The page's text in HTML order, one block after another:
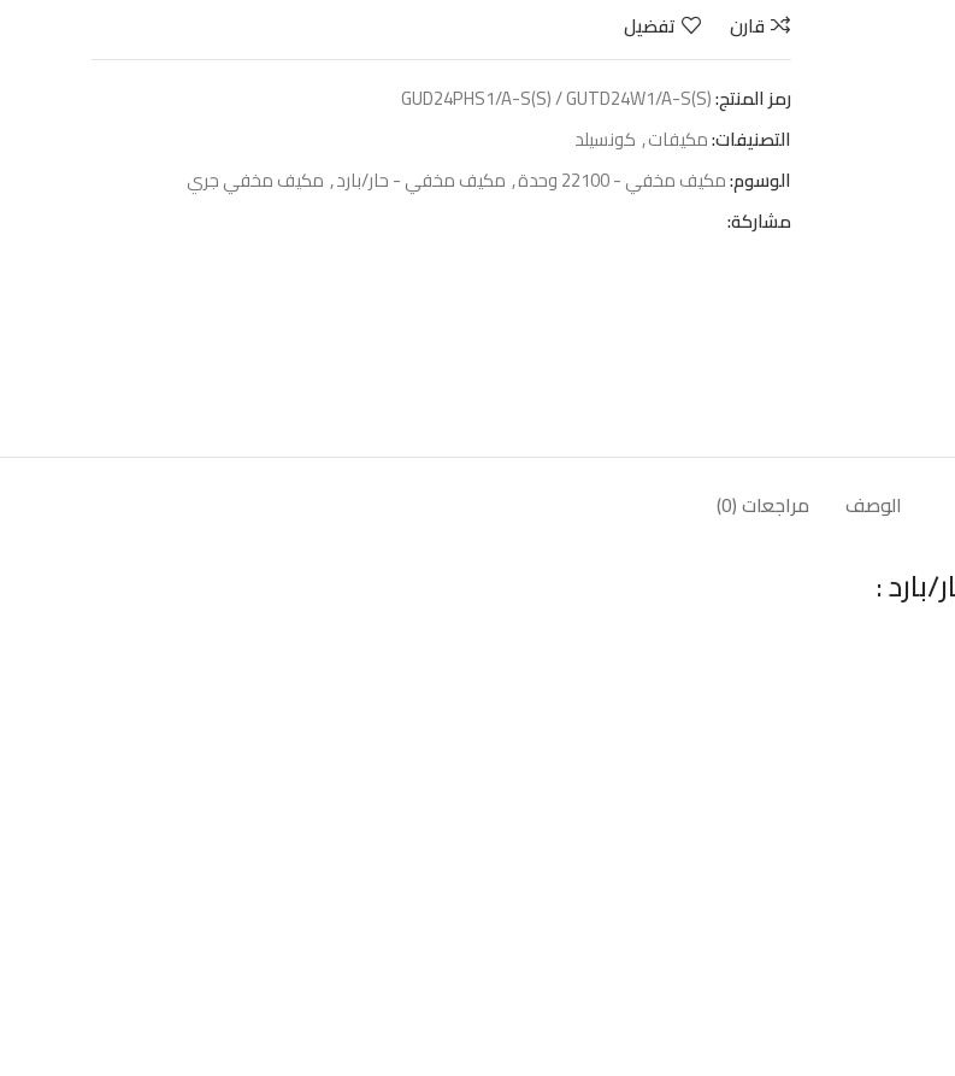
قارن تفضيل
رمز المنتج:GUD24PHS1/A-S(S) / GUTD24W1/A-S(S)
التصنيفات:مكيفات, كونسيلد
الوسوم:مكيف مخفي - 22100 وحدة , مكيف مخفي - حار/بارد, مكيف مخفي جري
مشاركة:
الوصف مراجعات (0)